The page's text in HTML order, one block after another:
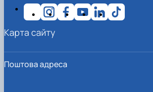
Поштова адреса
Карта сайту